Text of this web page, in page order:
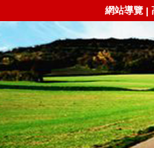
網站導覽|